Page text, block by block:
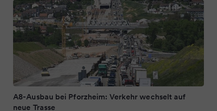
A8-Ausbau bei Pforzheim: Verkehr wechselt auf
neue Trasse